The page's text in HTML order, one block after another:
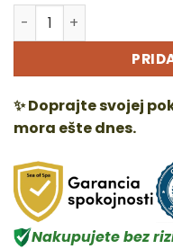
množstvo Black Pearl -
Alternative:
✨ Doprajte svojej
mora ešte dnes.
Nakupujete bez